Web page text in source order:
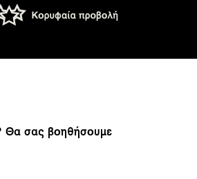
Θα σας βοηθήσουμε